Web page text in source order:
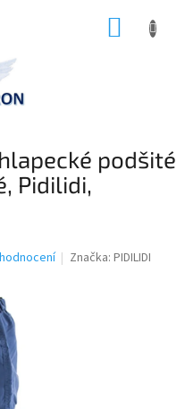
podšité
Pidilidi,
Značka:PIDILIDI